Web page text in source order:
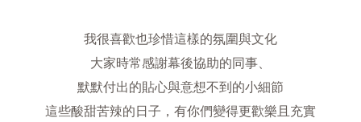
我很喜歡也珍惜這樣的氛圍與文化
大家時常感謝幕後協助的同事、
默默付出的貼心與意想不到的小細節
這些酸甜苦辣的日子，有你們變得更歡樂且充實